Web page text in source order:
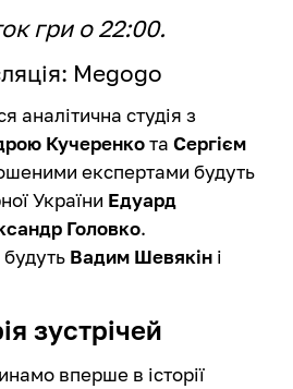
гри о 22:00.
Megogo
аналітична студія з
Кучеренкота Сергієм
експертами будуть
України Едуард
Головко.
Вадим Шевякін і
зустрічей
вперше в історії